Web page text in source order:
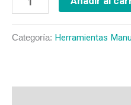
Categoría: Herramientas